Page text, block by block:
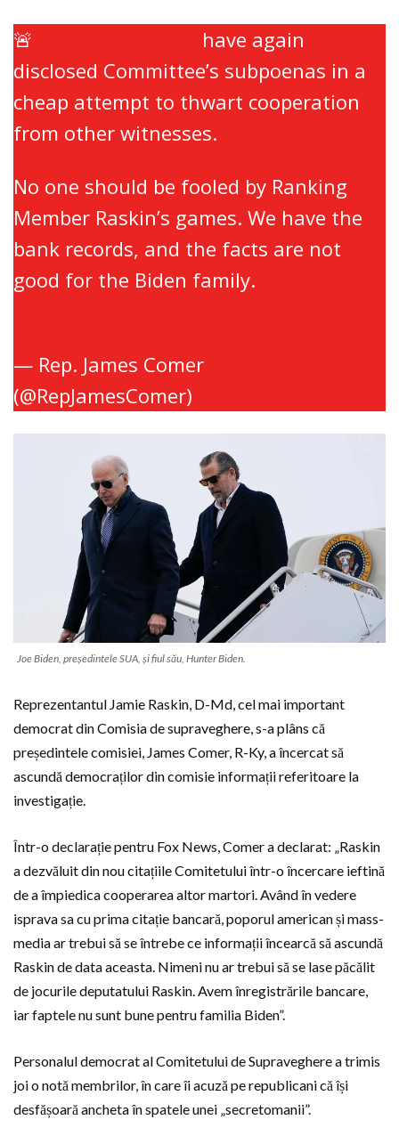
🚨
have again
disclosed Committee’s subpoenas in a
cheap attempt to thwart cooperation
from other witnesses.
No one should be fooled by Ranking
Member Raskin’s games. We have the
bank records, and the facts are not
good for the Biden family.
— Rep. James Comer
(@RepJamesComer)
Joe Biden, președintele SUA, și fiul său, Hunter Biden.
Reprezentantul Jamie Raskin, D-Md, cel mai important
democrat din Comisia de supraveghere, s-a plâns că
președintele comisiei, James Comer, R-Ky, a încercat să
ascundă democraților din comisie informații referitoare la
investigație.
Într-o declarație pentru Fox News, Comer a declarat: „Raskin
a dezvăluit din nou citațiile Comitetului într-o încercare ieftină
de a împiedica cooperarea altor martori. Având în vedere
isprava sa cu prima citație bancară, poporul american și mass-
media ar trebui să se întrebe ce informații încearcă să ascundă
Raskin de data aceasta. Nimeni nu ar trebui să se lase păcălit
de jocurile deputatului Raskin. Avem înregistrările bancare,
iar faptele nu sunt bune pentru familia Biden”.
Personalul democrat al Comitetului de Supraveghere a trimis
joi o notă membrilor, în care îi acuză pe republicani că își
desfășoară ancheta în spatele unei „secretomanii”.